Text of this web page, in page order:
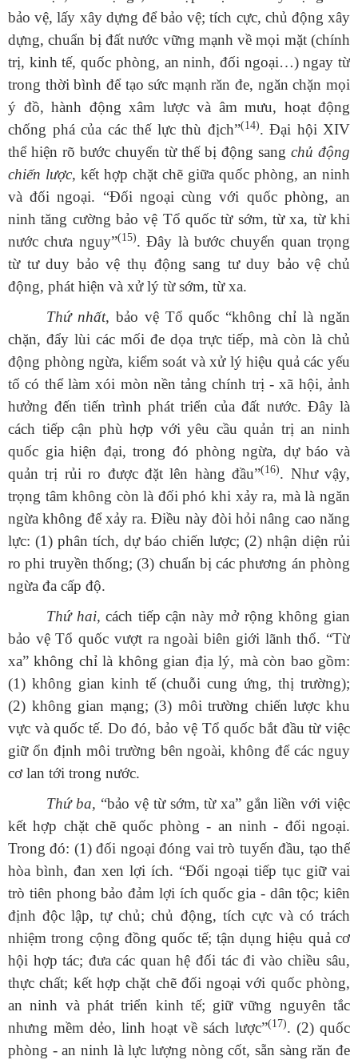
bảo vệ, lấy xây dựng để bảo vệ; tích cực, chủ động xây
dựng, chuẩn bị đất nước vững mạnh về mọi mặt (chính
trị, kinh tế, quốc phòng, an ninh, đối ngoại…) ngay từ
trong thời bình để tạo sức mạnh răn đe, ngăn chặn mọi
ý đồ, hành động xâm lược và âm mưu, hoạt động
chống phá của các thế lực thù địch”(14). Đại hội XIV
thể hiện rõ bước chuyển từ thế bị động sang chủ động
chiến lược, kết hợp chặt chẽ giữa quốc phòng, an ninh
và đối ngoại. “Đối ngoại cùng với quốc phòng, an
ninh tăng cường bảo vệ Tổ quốc từ sớm, từ xa, từ khi
nước chưa nguy”(15). Đây là bước chuyển quan trọng
từ tư duy bảo vệ thụ động sang tư duy bảo vệ chủ
động, phát hiện và xử lý từ sớm, từ xa.
Thứ nhất, bảo vệ Tổ quốc “không chỉ là ngăn
chặn, đẩy lùi các mối đe dọa trực tiếp, mà còn là chủ
động phòng ngừa, kiểm soát và xử lý hiệu quả các yếu
tố có thể làm xói mòn nền tảng chính trị - xã hội, ảnh
hưởng đến tiến trình phát triển của đất nước. Đây là
cách tiếp cận phù hợp với yêu cầu quản trị an ninh
quốc gia hiện đại, trong đó phòng ngừa, dự báo và
quản trị rủi ro được đặt lên hàng đầu”(16). Như vậy,
trọng tâm không còn là đối phó khi xảy ra, mà là ngăn
ngừa không để xảy ra. Điều này đòi hỏi nâng cao năng
lực: (1) phân tích, dự báo chiến lược; (2) nhận diện rủi
ro phi truyền thống; (3) chuẩn bị các phương án phòng
ngừa đa cấp độ.
Thứ hai, cách tiếp cận này mở rộng không gian
bảo vệ Tổ quốc vượt ra ngoài biên giới lãnh thổ. “Từ
xa” không chỉ là không gian địa lý, mà còn bao gồm:
(1) không gian kinh tế (chuỗi cung ứng, thị trường);
(2) không gian mạng; (3) môi trường chiến lược khu
vực và quốc tế. Do đó, bảo vệ Tổ quốc bắt đầu từ việc
giữ ổn định môi trường bên ngoài, không để các nguy
cơ lan tới trong nước.
Thứ ba, “bảo vệ từ sớm, từ xa” gắn liền với việc
kết hợp chặt chẽ quốc phòng - an ninh - đối ngoại.
Trong đó: (1) đối ngoại đóng vai trò tuyến đầu, tạo thế
hòa bình, đan xen lợi ích. “Đối ngoại tiếp tục giữ vai
trò tiên phong bảo đảm lợi ích quốc gia - dân tộc; kiên
định độc lập, tự chủ; chủ động, tích cực và có trách
nhiệm trong cộng đồng quốc tế; tận dụng hiệu quả cơ
hội hợp tác; đưa các quan hệ đối tác đi vào chiều sâu,
thực chất; kết hợp chặt chẽ đối ngoại với quốc phòng,
an ninh và phát triển kinh tế; giữ vững nguyên tắc
nhưng mềm dẻo, linh hoạt về sách lược”(17). (2) quốc
phòng - an ninh là lực lượng nòng cốt, sẵn sàng răn đe